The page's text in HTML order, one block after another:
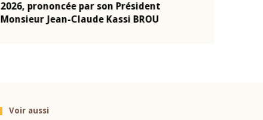
2026, prononcée par son Président
Monsieur Jean-Claude Kassi BROU
Voir aussi